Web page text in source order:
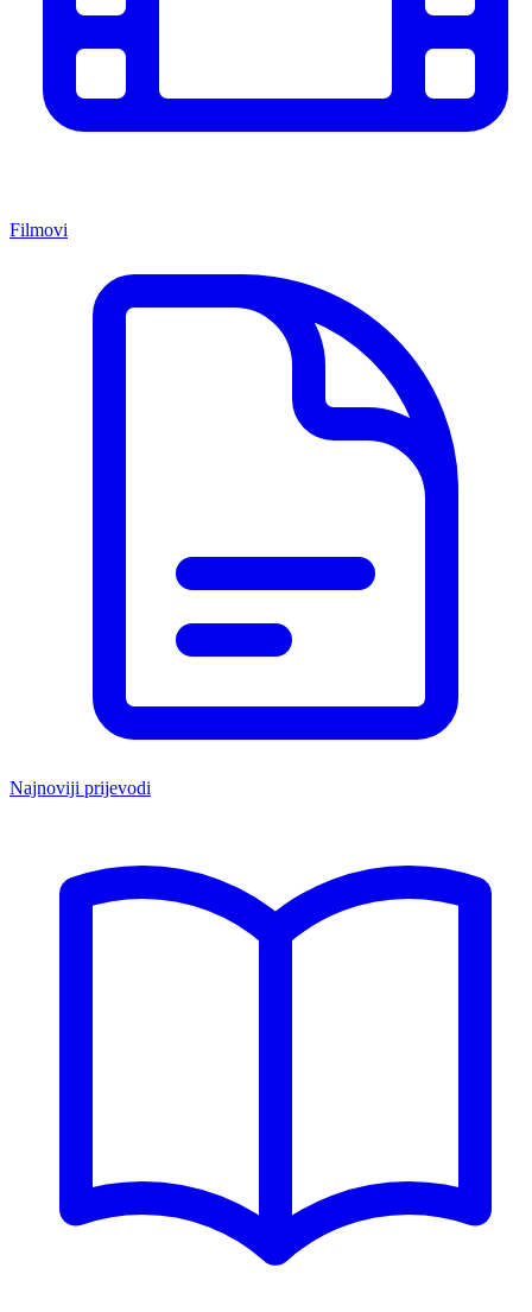
Filmovi
Najnoviji prijevodi